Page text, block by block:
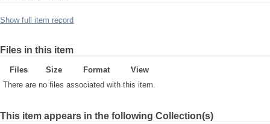
Show full item record
Files in this item
Files Size Format
View
There are no files associated with this item.
This item appears in the following Collection(s)